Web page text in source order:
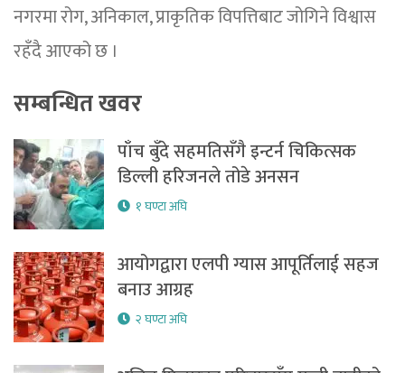
नगरमा रोग, अनिकाल, प्राकृतिक विपत्तिबाट जोगिने विश्वास
रहँदै आएको छ ।
सम्बन्धित खवर
पाँच बुँदे सहमतिसँगै इन्टर्न चिकित्सक
डिल्ली हरिजनले तोडे अनसन
१ घण्टा अघि
आयोगद्वारा एलपी ग्यास आपूर्तिलाई सहज
बनाउ आग्रह
२ घण्टा अघि